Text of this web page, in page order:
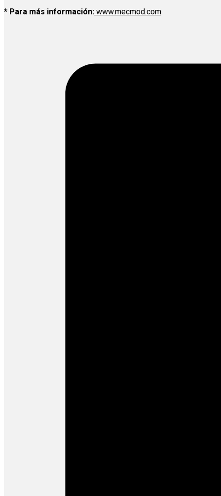
* Para más información: www.mecmod.com